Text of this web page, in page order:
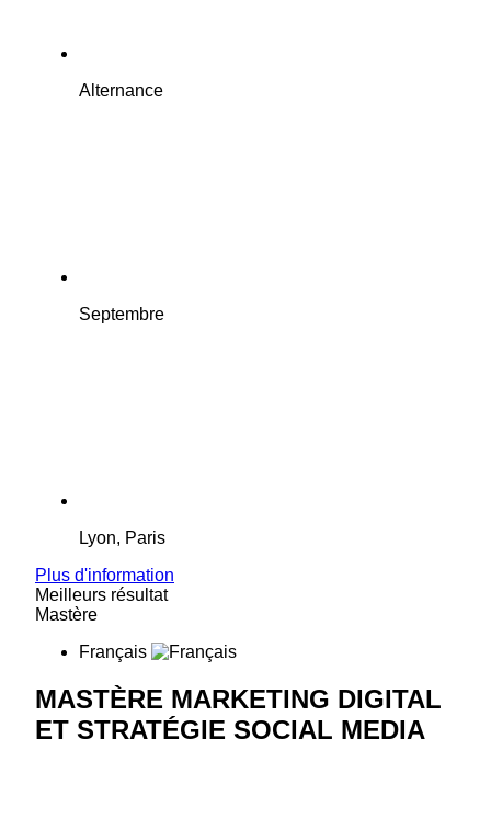
Alternance
Septembre
Lyon, Paris
Plus d'information
Meilleurs résultat
Mastère
Français
MASTÈRE MARKETING DIGITAL
ET STRATÉGIE SOCIAL MEDIA